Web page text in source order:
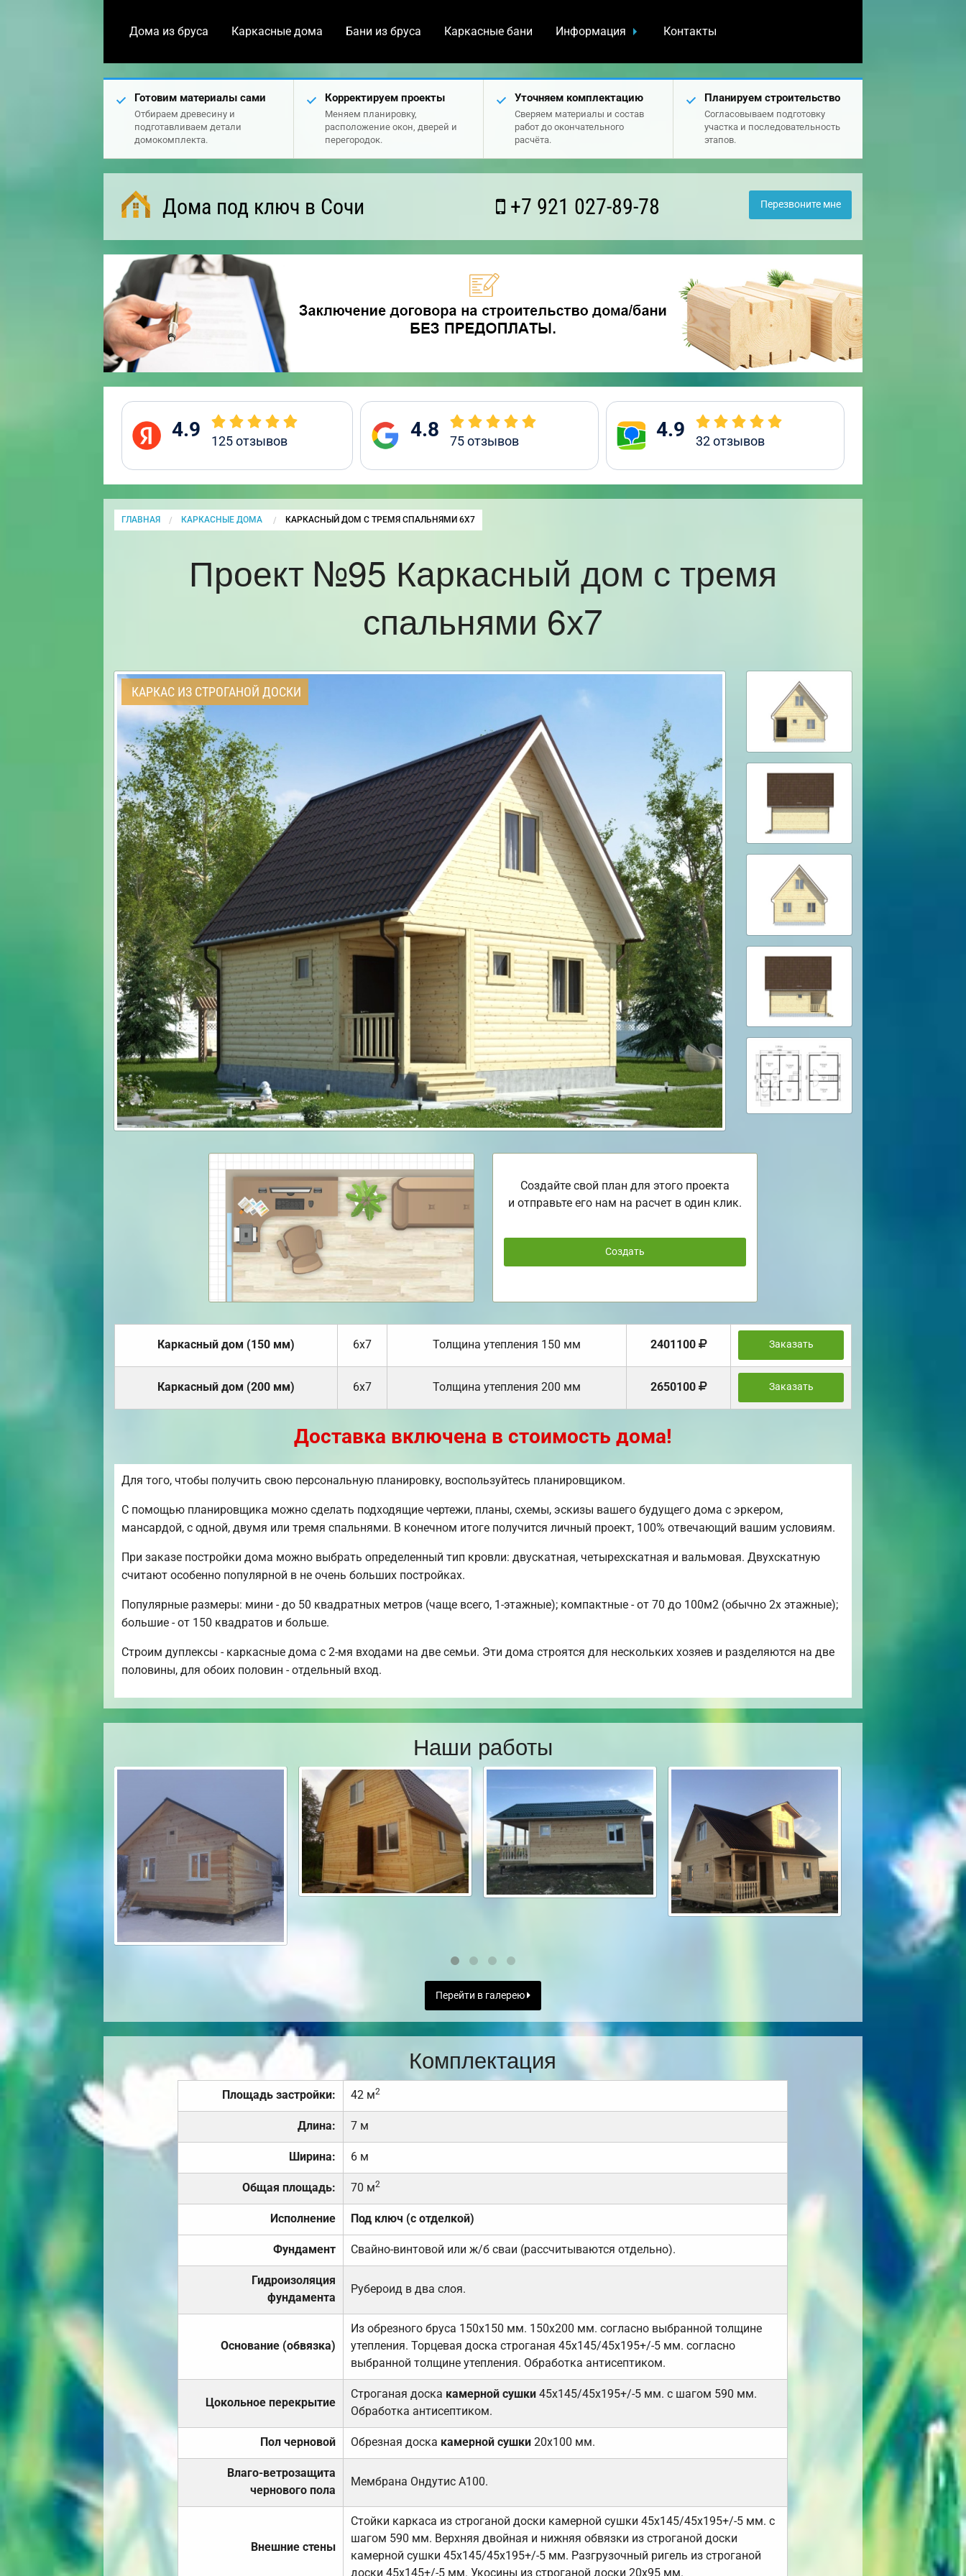
Дома из бруса Каркасные дома Бани из бруса Каркасные бани Информация Контакты
Готовим материалы сами
Отбираем древесину и
подготавливаем детали
домокомплекта.
Корректируем проекты
Меняем планировку,
расположение окон, дверей и
перегородок.
Уточняем комплектацию
Сверяем материалы и состав
работ до окончательного
расчёта.
Планируем строительство
Согласовываем подготовку
участка и последовательность
этапов.
Дома под ключ в Сочи +7 921 027-89-78 Перезвоните мне
4.9 125отзывов 4.8 75отзывов 4.9 32отзывов
ГЛАВНАЯ КАРКАСНЫЕ ДОМА CURRENT:
КАРКАСНЫЙ ДОМ С ТРЕМЯ СПАЛЬНЯМИ 6Х7
Проект №95 Каркасный дом с тремя
спальнями 6х7
КАРКАС ИЗ СТРОГАНОЙ ДОСКИ
Создайте свой план для этого проекта
и отправьте его нам на расчет в один клик.
Создать
Каркасный дом (150 мм) 6х7 Толщина утепления 150 мм 2401100 Заказать
Каркасный дом (200 мм) 6х7 Толщина утепления 200 мм 2650100 Заказать
Доставка включена в стоимость дома!
Для того, чтобы получить свою персональную планировку, воспользуйтесь планировщиком.
С помощью планировщика можно сделать подходящие чертежи, планы, схемы, эскизы вашего будущего дома с эркером,
мансардой, с одной, двумя или тремя спальнями. В конечном итоге получится личный проект, 100% отвечающий вашим условиям.
При заказе постройки дома можно выбрать определенный тип кровли: двускатная, четырехскатная и вальмовая. Двухскатную
считают особенно популярной в не очень больших постройках.
Популярные размеры: мини - до 50 квадратных метров (чаще всего, 1-этажные); компактные - от 70 до 100м2 (обычно 2х этажные);
большие - от 150 квадратов и больше.
Строим дуплексы - каркасные дома с 2-мя входами на две семьи. Эти дома строятся для нескольких хозяев и разделяются на две
половины, для обоих половин - отдельный вход.
Наши работы
Перейти в галерею
Комплектация
Площадь застройки: 42 м2
Длина: 7 м
Ширина: 6 м
Общая площадь: 70 м2
Исполнение Под ключ (с отделкой)
Фундамент Свайно-винтовой или ж/б сваи (рассчитываются отдельно).
Гидроизоляция
фундамента
Рубероид в два слоя.
Основание (обвязка)
Из обрезного бруса 150х150 мм. 150х200 мм. согласно выбранной толщине
утепления. Торцевая доска строганая 45х145/45х195+/-5 мм. согласно
выбранной толщине утепления. Обработка антисептиком.
Цокольное перекрытие
Строганая доска камерной сушки 45х145/45х195+/-5 мм. с шагом 590 мм.
Обработка антисептиком.
Пол черновой Обрезная доска камерной сушки20х100 мм.
Влаго-ветрозащита
чернового пола
Мембрана Ондутис А100.
Внешние стены
Стойки каркаса из строганой доски камерной сушки 45х145/45х195+/-5 мм. с
шагом 590 мм. Верхняя двойная и нижняя обвязки из строганой доски
камерной сушки 45х145/45х195+/-5 мм. Разгрузочный ригель из строганой
доски 45х145+/-5 мм. Укосины из строганой доски 20х95 мм.